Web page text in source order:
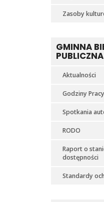
Zasoby
GMINNA
PUBLICZNA
Aktualności
Godziny Pracy
Spotkania
RODO
Raport o
dostępności
Standardy